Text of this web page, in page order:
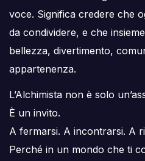
voce. Significa credere che
da condividere, e che
bellezza, divertimento,
appartenenza.
L’Alchimista non è solo
È un invito.
A fermarsi. A incontrarsi. A
Perché in un mondo che ti